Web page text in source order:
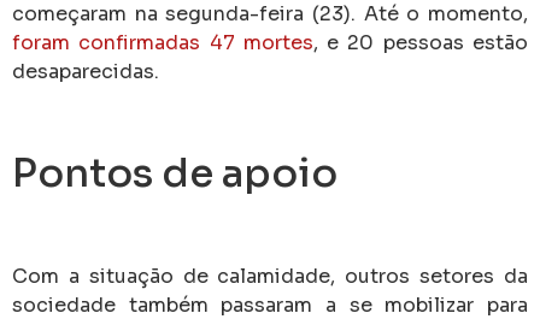
começaram na segunda-feira (23). Até o momento,
foram confirmadas 47 mortes, e 20 pessoas estão
desaparecidas.
Pontos de apoio
Com a situação de calamidade, outros setores da
sociedade também passaram a se mobilizar para